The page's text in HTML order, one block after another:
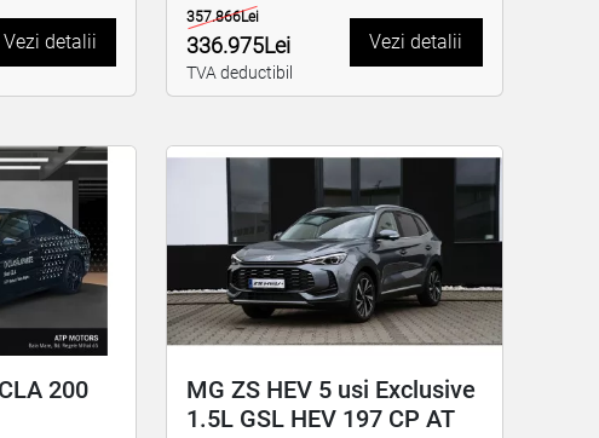
Vezi detalii
357.866Lei
336.975Lei
TVA deductibil
Vezi detalii
200
MG ZS HEV 5 usi Exclusive
1.5L GSL HEV 197 CP AT